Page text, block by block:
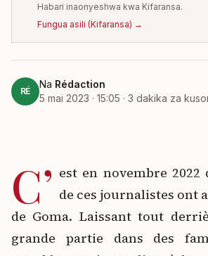
Habari inaonyeshwa kwa Kifaransa.
Fungua asili (Kifaransa) →
RÉ
Na Rédaction
5 mai 2023 · 15:05 · 3 dakika za
C’ est en novembre
de ces journalistes ont
de Goma. Laissant tout
grande partie dans des